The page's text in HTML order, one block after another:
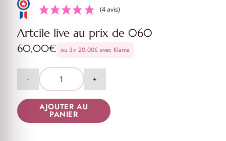
Artcile live au prix de 060
60,00€ ou 3× 20,00€avec Klarna
AJOUTER AU
PANIER
(4 avis)